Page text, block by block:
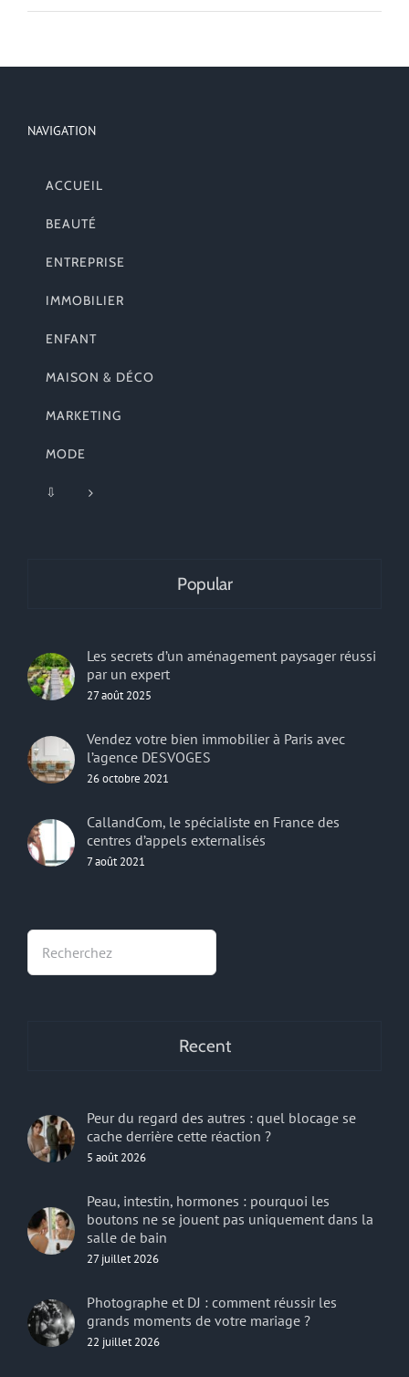
NAVIGATION
ACCUEIL
BEAUTÉ
ENTREPRISE
IMMOBILIER
ENFANT
MAISON & DÉCO
MARKETING
MODE
⇩
Popular
Les secrets d’un aménagement paysager réussi
par un expert
27 août 2025
Vendez votre bien immobilier à Paris avec
l’agence DESVOGES
26 octobre 2021
CallandCom, le spécialiste en France des
centres d’appels externalisés
7 août 2021
Recent
Peur du regard des autres : quel blocage se
cache derrière cette réaction ?
5 août 2026
Peau, intestin, hormones : pourquoi les
boutons ne se jouent pas uniquement dans la
salle de bain
27 juillet 2026
Photographe et DJ : comment réussir les
grands moments de votre mariage ?
22 juillet 2026